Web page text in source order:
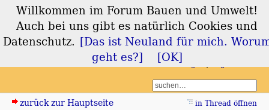
Forum Bauen und
Umwelt
zurück zur Hauptseite in Thread öffnen
Willkommen im Forum Bauen und Umwelt!
Auch bei uns gibt es natürlich Cookies und
Datenschutz. [Das ist Neuland für mich.
geht es?]
[OK]